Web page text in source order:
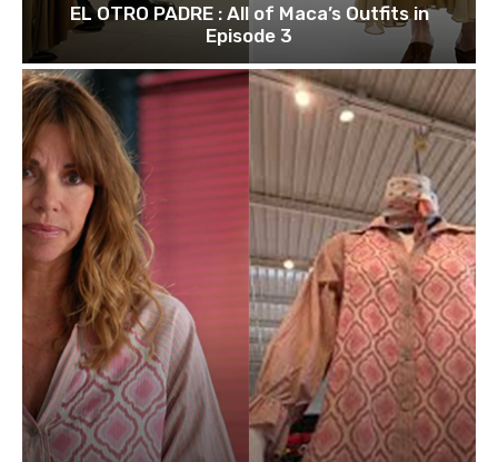
EL OTRO PADRE : All of Maca’s Outfits in
Episode 3